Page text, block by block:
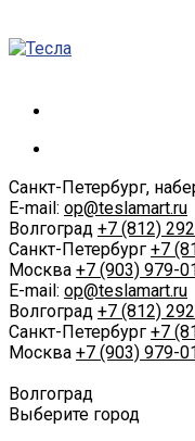
Санкт-Петербург,
E-mail: op@teslamart.ru
Волгоград +7 (812)
Санкт-Петербург +7
Москва +7 (903) 979-
E-mail: op@teslamart.ru
Волгоград +7 (812)
Санкт-Петербург +7
Москва +7 (903) 979-
Волгоград
Выберите город